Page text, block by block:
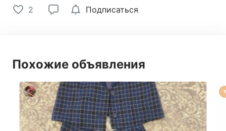
2 Подписаться
Похожие объявления
Т